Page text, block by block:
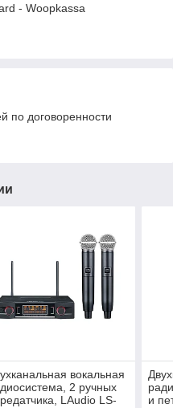
- Woopkassa
по договоренности
вокальная
2 ручных
LAudio LS-
и